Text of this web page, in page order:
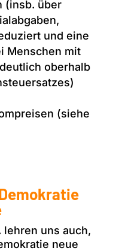
(insb. über
und eine
Menschen mit
oberhalb
(siehe
lehren uns auch,
neue